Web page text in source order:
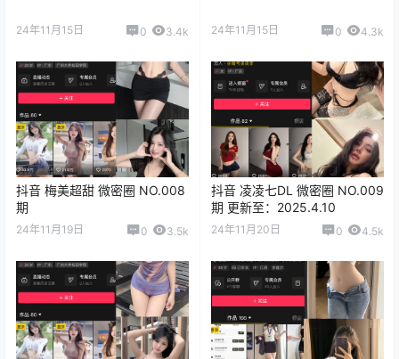
24年11月15日 0 3.4k 24年11月15日 0 4.3k
抖音 梅美超甜 微密圈 NO.008
期
24年11月19日 0 3.5k
抖音 凌凌七DL 微密圈 NO.009
期 更新至：2025.4.10
24年11月20日 0 4.5k